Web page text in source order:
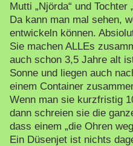
Mutti „Njörda“ und
Da kann man mal sehen,
entwickeln können.
Sie machen ALLEs
auch schon 3,5 Jahre alt
Sonne und liegen auch
einem Container
Wenn man sie kurzfristig
dann schreien sie die
dass einem „die Ohren
Ein Düsenjet ist nichts